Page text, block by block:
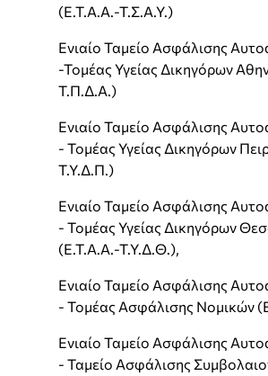
(Ε.Τ.Α.Α.-Τ.Σ.Α.Υ.)
Ενιαίο Ταμείο Ασφάλισης
-Τομέας Υγείας Δικηγόρων
Τ.Π.Δ.Α.)
Ενιαίο Ταμείο Ασφάλισης
- Τομέας Υγείας Δικηγόρων
Τ.Υ.Δ.Π.)
Ενιαίο Ταμείο Ασφάλισης
- Τομέας Υγείας Δικηγόρων
(Ε.Τ.Α.Α.-Τ.Υ.Δ.Θ.),
Ενιαίο Ταμείο Ασφάλισης
- Τομέας Ασφάλισης Νομικών
Ενιαίο Ταμείο Ασφάλισης
- Ταμείο Ασφάλισης